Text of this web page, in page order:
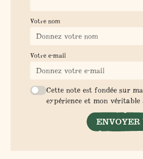
Votre nom
Votre e-mail
Cette note est fondée sur
expérience et mon véritable
ENVOYER